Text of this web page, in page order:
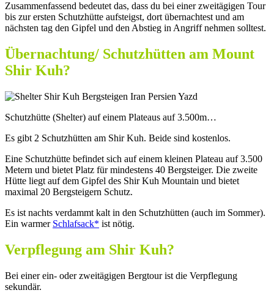
Zusammenfassend bedeutet das, dass du bei einer zweitägigen Tour
bis zur ersten Schutzhütte aufsteigst, dort übernachtest und am
nächsten tag den Gipfel und den Abstieg in Angriff nehmen solltest.
Übernachtung/ Schutzhütten am Mount
Shir Kuh?
Schutzhütte (Shelter) auf einem Plateaus auf 3.500m…
Es gibt 2 Schutzhütten am Shir Kuh. Beide sind kostenlos.
Eine Schutzhütte befindet sich auf einem kleinen Plateau auf 3.500
Metern und bietet Platz für mindestens 40 Bergsteiger. Die zweite
Hütte liegt auf dem Gipfel des Shir Kuh Mountain und bietet
maximal 20 Bergsteigern Schutz.
Es ist nachts verdammt kalt in den Schutzhütten (auch im Sommer).
Ein warmer Schlafsack* ist nötig.
Verpflegung am Shir Kuh?
Bei einer ein- oder zweitägigen Bergtour ist die Verpflegung
sekundär.